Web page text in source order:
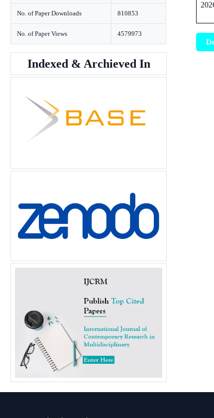
No. of Paper Downloads 810853
No. of Paper Views 4579973
Indexed & Archieved In